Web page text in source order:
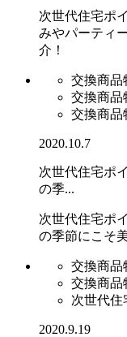
次世代住宅ポ
みやパーティ
介！
交換商品
交換商品
交換商品
2020.10.7
次世代住宅ポ
の季...
次世代住宅ポ
の季節にこそ
交換商品
交換商品
次世代
2020.9.19